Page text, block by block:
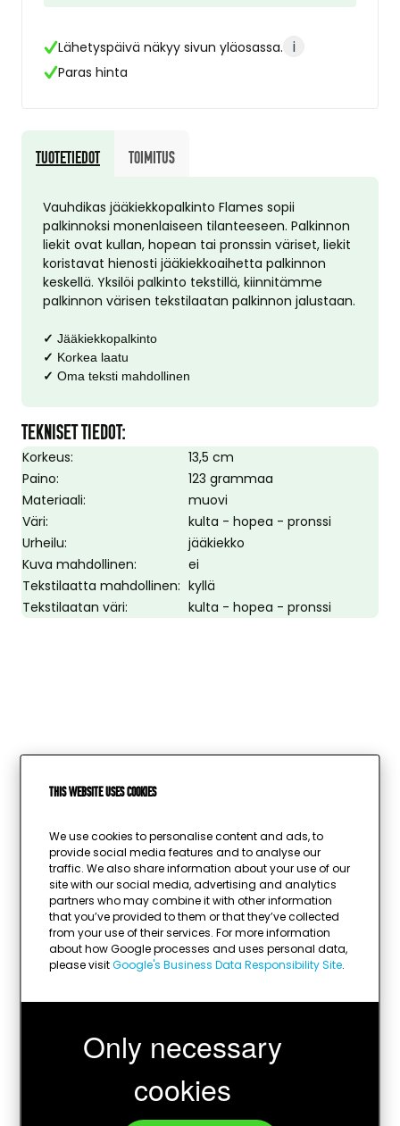
This website uses cookies
We use cookies to personalise content and ads, to
provide social media features and to analyse our
traffic. We also share information about your use of our
site with our social media, advertising and analytics
partners who may combine it with other information
that you’ve provided to them or that they’ve collected
from your use of their services. For more information
about how Google processes and uses personal data,
please visitGoogle's Business Data Responsibility Site.
Only necessary
cookies
Lähetyspäivä näkyy sivun yläosassa. i
Paras hinta
Vauhdikas jääkiekkopalkinto Flames sopii
palkinnoksi monenlaiseen tilanteeseen. Palkinnon
liekit ovat kullan, hopean tai pronssin väriset, liekit
koristavat hienosti jääkiekkoaihetta palkinnon
keskellä. Yksilöi palkinto tekstillä, kiinnitämme
palkinnon värisen tekstilaatan palkinnon jalustaan.
✓ Jääkiekkopalkinto
✓ Korkea laatu
✓ Oma teksti mahdollinen
Tuotetiedot Toimitus
TEKNISET TIEDOT:
Korkeus:
13,5 cm
Paino:
123 grammaa
Materiaali:
muovi
Väri:
kulta - hopea - pronssi
Urheilu:
jääkiekko
Kuva mahdollinen:
ei
Tekstilaatta mahdollinen: kyllä
Tekstilaatan väri:
kulta - hopea - pronssi
Ladataan...